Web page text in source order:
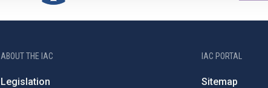
ABOUT THE IAC
Legislation
IAC PORTAL
Sitemap